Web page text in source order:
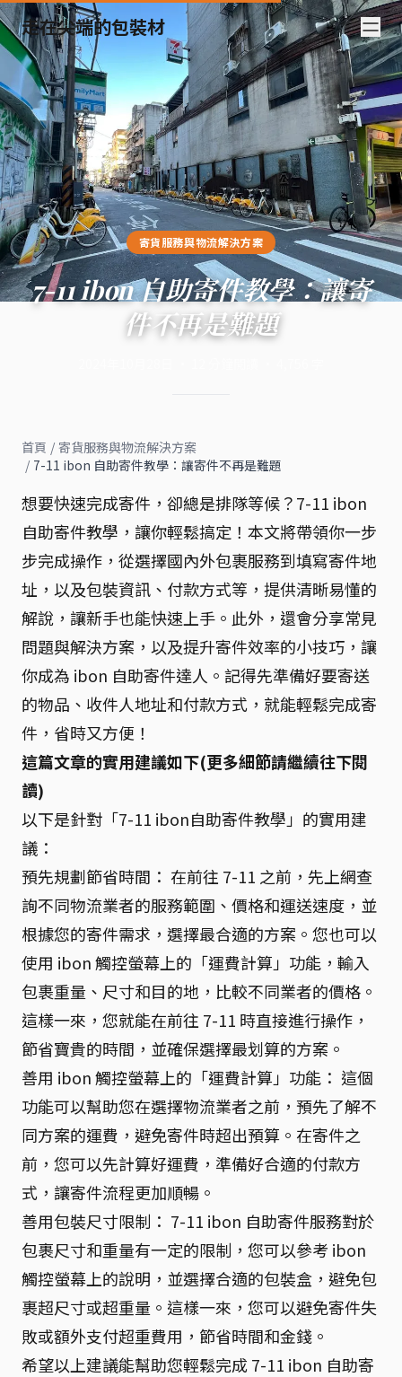
走在尖端的包裝材
寄貨服務與物流解決方案
7-11 ibon 自助寄件教學：讓寄
件不再是難題
首頁 / 寄貨服務與物流解決方案
/ 7-11 ibon 自助寄件教學：讓寄件不再是難題
想要快速完成寄件，卻總是排隊等候？7-11 ibon
自助寄件教學，讓你輕鬆搞定！本文將帶領你一步
步完成操作，從選擇國內外包裹服務到填寫寄件地
址，以及包裝資訊、付款方式等，提供清晰易懂的
解說，讓新手也能快速上手。此外，還會分享常見
問題與解決方案，以及提升寄件效率的小技巧，讓
你成為 ibon 自助寄件達人。記得先準備好要寄送
的物品、收件人地址和付款方式，就能輕鬆完成寄
件，省時又方便！
這篇文章的實用建議如下(更多細節請繼續往下閱
讀)
以下是針對「7-11 ibon自助寄件教學」的實用建
議：
預先規劃節省時間： 在前往 7-11 之前，先上網查
詢不同物流業者的服務範圍、價格和運送速度，並
根據您的寄件需求，選擇最合適的方案。您也可以
使用 ibon 觸控螢幕上的「運費計算」功能，輸入
包裹重量、尺寸和目的地，比較不同業者的價格。
這樣一來，您就能在前往 7-11 時直接進行操作，
節省寶貴的時間，並確保選擇最划算的方案。
善用 ibon 觸控螢幕上的「運費計算」功能： 這個
功能可以幫助您在選擇物流業者之前，預先了解不
同方案的運費，避免寄件時超出預算。在寄件之
前，您可以先計算好運費，準備好合適的付款方
式，讓寄件流程更加順暢。
善用包裝尺寸限制： 7-11 ibon 自助寄件服務對於
包裹尺寸和重量有一定的限制，您可以參考 ibon
觸控螢幕上的說明，並選擇合適的包裝盒，避免包
裹超尺寸或超重量。這樣一來，您可以避免寄件失
敗或額外支付超重費用，節省時間和金錢。
希望以上建議能幫助您輕鬆完成 7-11 ibon 自助寄